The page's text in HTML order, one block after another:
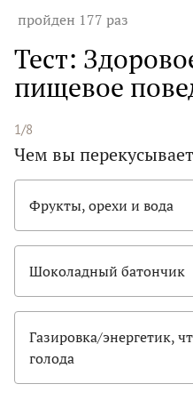
пройден 177 раз
Тест:
пищевое
1/8
Чем вы
Фрукты, орехи и вода
Шоколадный батончик
Газировка/энергетик,
голода